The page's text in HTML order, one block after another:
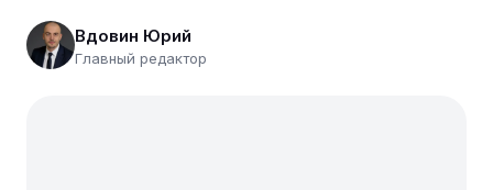
Вдовин Юрий
Главный редактор